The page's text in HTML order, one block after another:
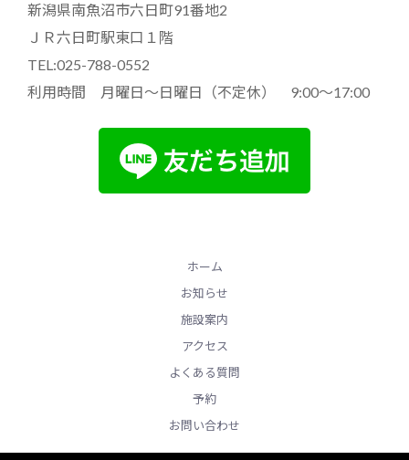
新潟県南魚沼市六日町91番地2
ＪＲ六日町駅東口１階
TEL:025-788-0552
利用時間 月曜日～日曜日（不定休） 9:00～17:00
ホーム
お知らせ
施設案内
アクセス
よくある質問
予約
お問い合わせ